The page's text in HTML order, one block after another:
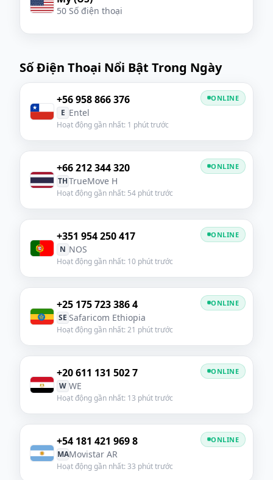
50 Số điện thoại
Số Điện Thoại Nổi Bật Trong Ngày
+56 958 866 376
E Entel
Hoạt động gần nhất: 1 phút trước
ONLINE
+66 212 344 320
THTrueMove H
Hoạt động gần nhất: 54 phút trước
ONLINE
+351 954 250 417
N NOS
Hoạt động gần nhất: 10 phút trước
ONLINE
+25 175 723 386 4
SE Safaricom Ethiopia
Hoạt động gần nhất: 21 phút trước
ONLINE
+20 611 131 502 7
W WE
Hoạt động gần nhất: 13 phút trước
ONLINE
+54 181 421 969 8
MAMovistar AR
Hoạt động gần nhất: 33 phút trước
ONLINE